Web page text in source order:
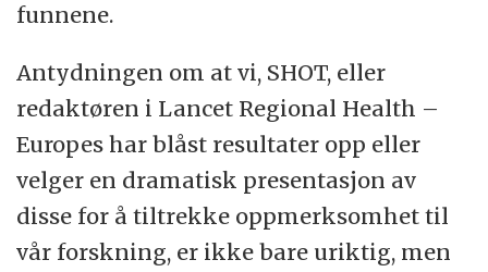
funnene.
Antydningen om at vi, SHOT, eller
redaktøren i Lancet Regional Health –
Europes har blåst resultater opp eller
velger en dramatisk presentasjon av
disse for å tiltrekke oppmerksomhet til
vår forskning, er ikke bare uriktig, men